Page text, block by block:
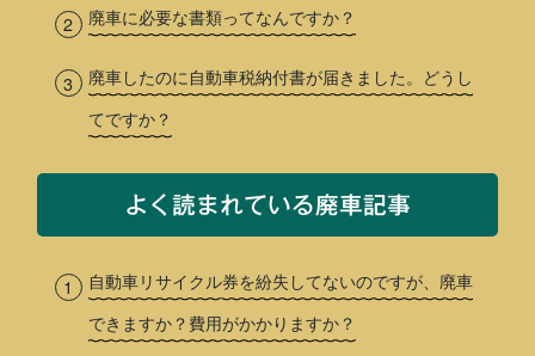
廃車に必要な書類ってなんですか？
廃車したのに自動車税納付書が届きました。どうし
てですか？
よく読まれている廃車記事
自動車リサイクル券を紛失してないのですが、廃車
できますか？費用がかかりますか？